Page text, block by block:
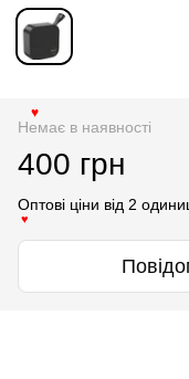
Немає в наявності
400 грн
Оптові ціни від 2
♥
♥